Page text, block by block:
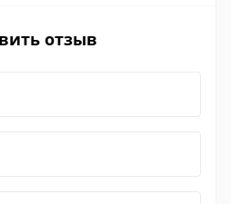
отзыв